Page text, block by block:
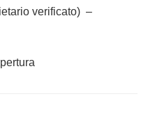
verificato) –